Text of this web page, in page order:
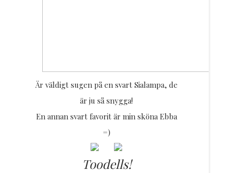
Är väldigt sugen på en svart Sialampa, de
är ju så snygga!
En annan svart favorit är min sköna Ebba
=)
Toodells!